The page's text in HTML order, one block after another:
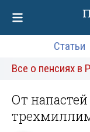
Статьи
Все о пенсиях в
От